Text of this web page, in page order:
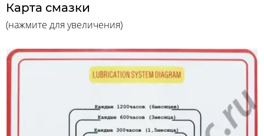
Карта смазки
(нажмите для увеличения)